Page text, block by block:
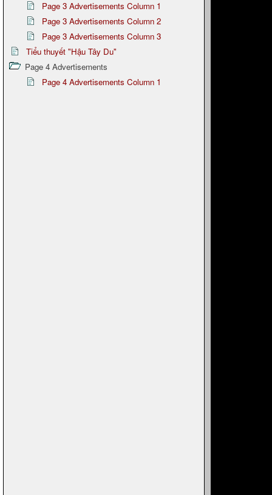
Page 3 Advertisements Column 1
Page 3 Advertisements Column 2
Page 3 Advertisements Column 3
Tiểu thuyết "Hậu Tây Du"
Page 4 Advertisements
Page 4 Advertisements Column 1